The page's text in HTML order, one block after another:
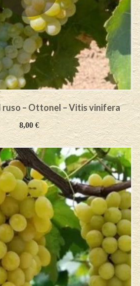
– Ottonel – Vitis vinifera
8,00 €